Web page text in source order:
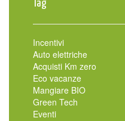
Tag
Incentivi
Auto elettriche
Acquisti Km zero
Eco vacanze
Mangiare BIO
Green Tech
Eventi